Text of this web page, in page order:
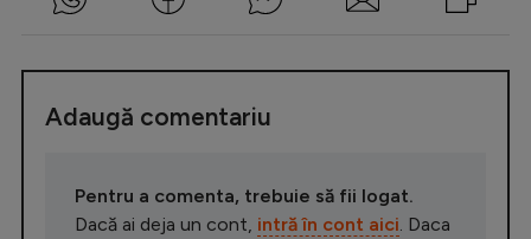
Adaugă comentariu
Pentru a comenta, trebuie să fii logat.
Dacă ai deja un cont, intră în cont aici . Daca